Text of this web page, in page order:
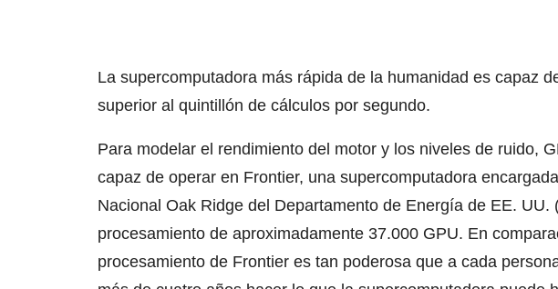
La supercomputadora más rápida de la humanidad es capaz
superior al quintillón de cálculos por segundo.
Para modelar el rendimiento del motor y los niveles de ruido,
capaz de operar en Frontier, una supercomputadora
Nacional Oak Ridge del Departamento de Energía de EE. UU.
procesamiento de aproximadamente 37.000 GPU. En
procesamiento de Frontier es tan poderosa que a cada